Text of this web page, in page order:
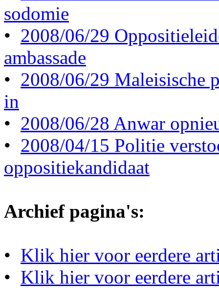
sodomie
• 2008/06/29
ambassade
• 2008/06/29 Maleisische
in
• 2008/06/28 Anwar
• 2008/04/15 Politie
oppositiekandidaat
Archief pagina's:
• Klik hier voor eerdere
• Klik hier voor eerdere